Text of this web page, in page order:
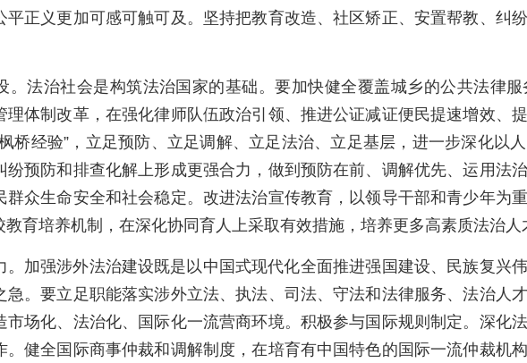
平正义更加可感可触可及。坚持把教育改造、社区矫正、安置帮教、纠
。法治社会是构筑法治国家的基础。要加快健全覆盖城乡的公共法律
理体制改革，在强化律师队伍政治引领、推进公证减证便民提速增效、
桥经验”，立足预防、立足调解、立足法治、立足基层，进一步深化以
纷预防和排查化解上形成更强合力，做到预防在前、调解优先、运用法
群众生命安全和社会稳定。改进法治宣传教育，以领导干部和青少年为
育培养机制，在深化协同育人上采取有效措施，培养更多高素质法治人
。加强涉外法治建设既是以中国式现代化全面推进强国建设、民族复兴
急。要立足职能落实涉外立法、执法、司法、守法和法律服务、法治人
市场化、法治化、国际化一流营商环境。积极参与国际规则制定。深化
。健全国际商事仲裁和调解制度，在培育有中国特色的国际一流仲裁机